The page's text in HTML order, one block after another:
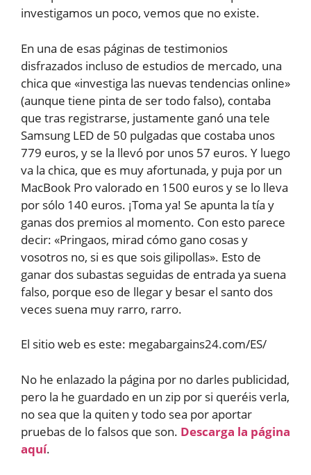
investigamos un poco, vemos que no existe.
En una de esas páginas de testimonios
disfrazados incluso de estudios de mercado, una
chica que «investiga las nuevas tendencias online»
(aunque tiene pinta de ser todo falso), contaba
que tras registrarse, justamente ganó una tele
Samsung LED de 50 pulgadas que costaba unos
779 euros, y se la llevó por unos 57 euros. Y luego
va la chica, que es muy afortunada, y puja por un
MacBook Pro valorado en 1500 euros y se lo lleva
por sólo 140 euros. ¡Toma ya! Se apunta la tía y
ganas dos premios al momento. Con esto parece
decir: «Pringaos, mirad cómo gano cosas y
vosotros no, si es que sois gilipollas». Esto de
ganar dos subastas seguidas de entrada ya suena
falso, porque eso de llegar y besar el santo dos
veces suena muy rarro, rarro.
El sitio web es este: megabargains24.com/ES/
No he enlazado la página por no darles publicidad,
pero la he guardado en un zip por si queréis verla,
no sea que la quiten y todo sea por aportar
pruebas de lo falsos que son. Descarga la página
aquí.